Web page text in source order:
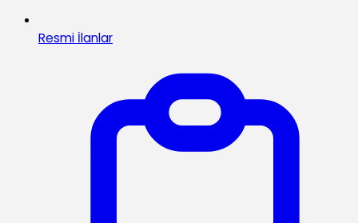
Resmi İlanlar